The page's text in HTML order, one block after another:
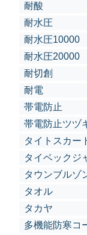
耐酸
耐水圧
耐水圧10000
耐水圧20000
耐切創
耐電
帯電防止
帯電防止ツヅ
タイトスカー
タイベックジ
タウンブルゾ
タオル
タカヤ
多機能防寒コ